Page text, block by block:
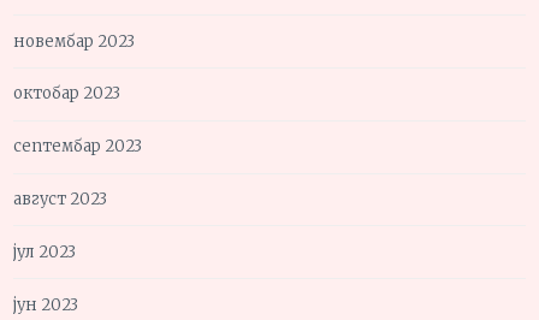
новембар 2023
октобар 2023
септембар 2023
август 2023
јул 2023
јун 2023